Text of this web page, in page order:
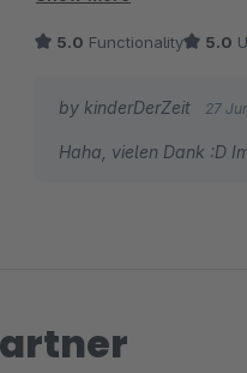
5.0 Functionality 5.0
by kinderDerZeit 27
Haha, vielen Dank :D